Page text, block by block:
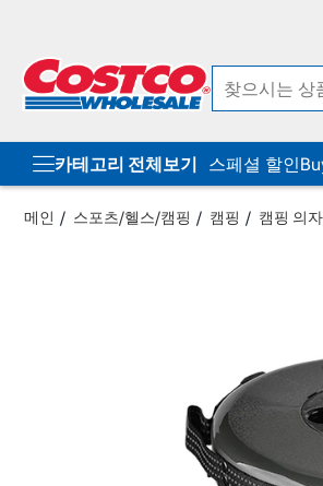
카테고리 전체보기 스페셜 할인
메인 스포츠/헬스/캠핑 캠핑 캠핑 의